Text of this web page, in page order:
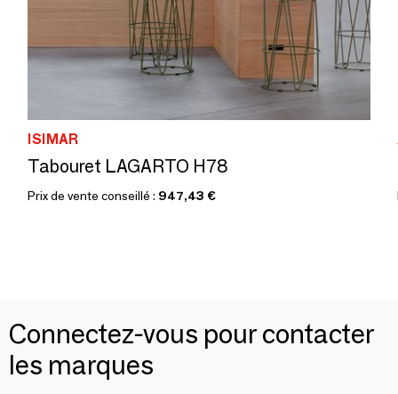
ISIMAR
Tabouret LAGARTO H78
Prix de vente conseillé : 947,43 €
Connectez-vous pour contacter
les marques